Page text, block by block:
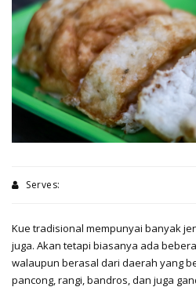
Serves:
Kue tradisional mempunyai banyak
juga. Akan tetapi biasanya ada
walaupun berasal dari daerah yang
pancong, rangi, bandros, dan juga